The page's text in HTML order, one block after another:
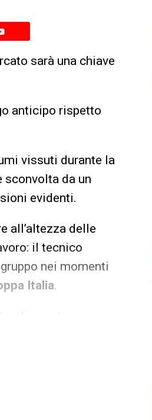
sarà una chiave
anticipo rispetto
vissuti durante la
sconvolta da un
evidenti.
all’altezza delle
il tecnico
nei momenti
Italia.
di questa